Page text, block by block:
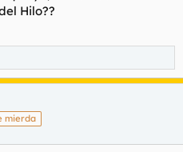
Hilo??
mierda